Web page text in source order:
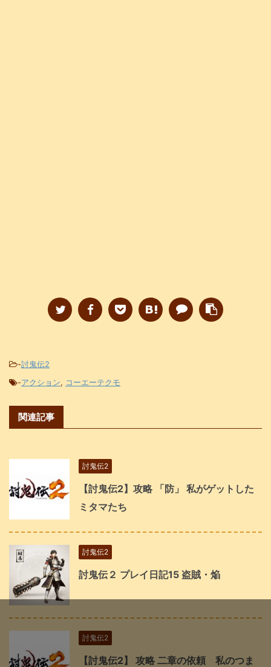
-討鬼伝2
-アクション, コーエーテクモ
関連記事
討鬼伝2
【討鬼伝2】攻略 「防」 私がゲットした
ミタマたち
討鬼伝2
討鬼伝２ プレイ日記15 盗賊・焔
討鬼伝2
【討鬼伝2】 攻略 二章の依頼 私のつま